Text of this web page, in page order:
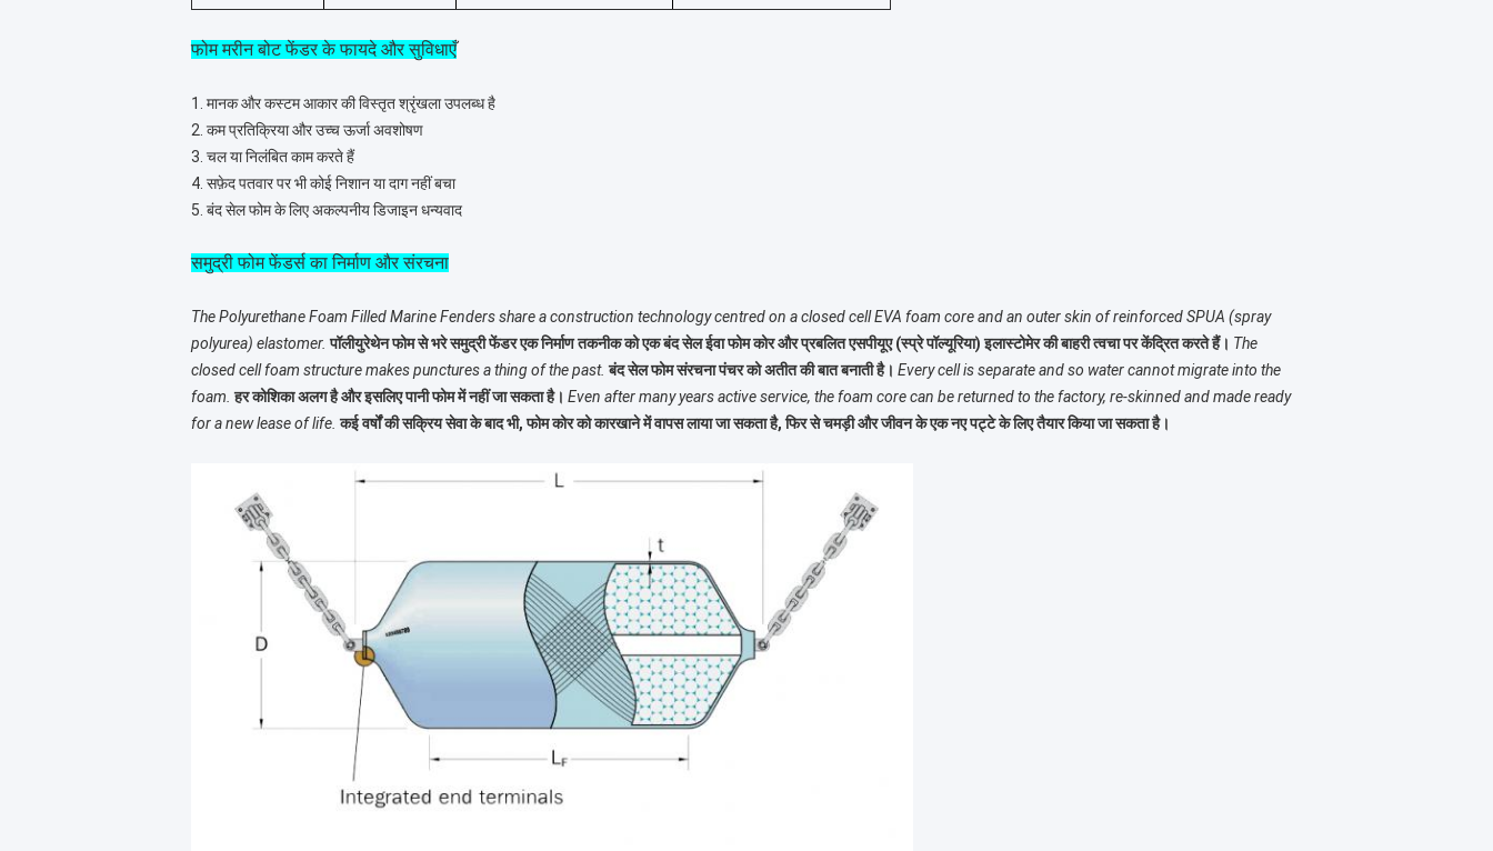
फोम मरीन बोट फेंडर के फायदे और सुविधाएँ
1. मानक और कस्टम आकार की विस्तृत श्रृंखला उपलब्ध है
2. कम प्रतिक्रिया और उच्च ऊर्जा अवशोषण
3. चल या निलंबित काम करते हैं
4. सफ़ेद पतवार पर भी कोई निशान या दाग नहीं बचा
5. बंद सेल फोम के लिए अकल्पनीय डिजाइन धन्यवाद
समुद्री फोम फेंडर्स का निर्माण और संरचना
The Polyurethane Foam Filled Marine Fenders share a construction technology centred on a closed cell EVA foam core and an outer skin of reinforced SPUA (spray
polyurea) elastomer. पॉलीयुरेथेन फोम से भरे समुद्री फेंडर एक निर्माण तकनीक को एक बंद सेल ईवा फोम कोर और प्रबलित एसपीयूए (स्प्रे पॉल्यूरिया) इलास्टोमेर की बाहरी त्वचा पर केंद्रित करते हैं। The
closed cell foam structure makes punctures a thing of the past. बंद सेल फोम संरचना पंचर को अतीत की बात बनाती है। Every cell is separate and so water cannot migrate into the
foam. हर कोशिका अलग है और इसलिए पानी फोम में नहीं जा सकता है। Even after many years active service, the foam core can be returned to the factory, re-skinned and made ready
for a new lease of life. कई वर्षों की सक्रिय सेवा के बाद भी, फोम कोर को कारखाने में वापस लाया जा सकता है, फिर से चमड़ी और जीवन के एक नए पट्टे के लिए तैयार किया जा सकता है।